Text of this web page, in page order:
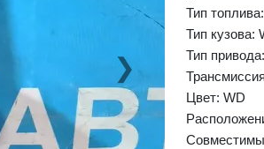
❯
Next
Тип
Тип кузова:
Тип
Цвет: WD